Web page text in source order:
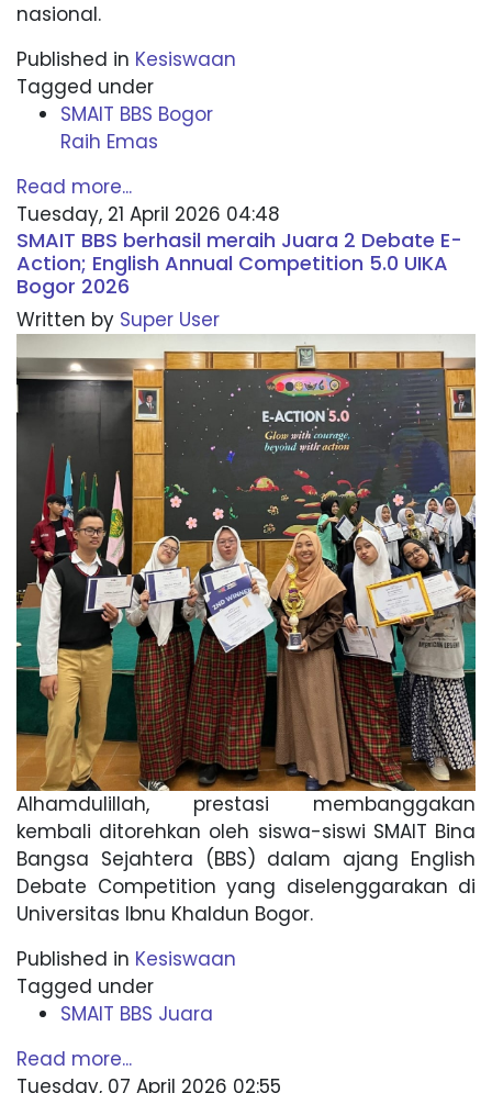
nasional.
Published in Kesiswaan
Tagged under
SMAIT BBS Bogor
Raih Emas
Read more...
Tuesday, 21 April 2026 04:48
SMAIT BBS berhasil meraih Juara 2 Debate E-
Action; English Annual Competition 5.0 UIKA
Bogor 2026
Written by Super User
Alhamdulillah, prestasi membanggakan
kembali ditorehkan oleh siswa-siswi SMAIT Bina
Bangsa Sejahtera (BBS) dalam ajang English
Debate Competition yang diselenggarakan di
Universitas Ibnu Khaldun Bogor.
Published in Kesiswaan
Tagged under
SMAIT BBS Juara
Read more...
Tuesday, 07 April 2026 02:55